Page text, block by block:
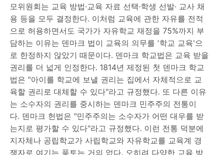
모위원회는 교육 방법·교육 자료 선택·학생 선발· 교사 채
용 등을 모두 결정한다. 이처럼 교육에 관한 자유를 전적
으로 허용하면서도 국가가 자유학교 재정을 75%까지 부
담하는 이유는 덴마크 법이 교육의 의무를 '학교 교육'으
로 한정하지 않았기 때문이다. 덴마크 학교법은 교육 받을
권리를 더 넓게 인정한다. 1814년 제정된 첫 덴마크 학교
법은 "아이를 학교에 보낼 권리는 집에서 자체적으로 교
육할 권리로 대체할 수 있다"라고 규정했다. 또 다른 이유
는 소수자의 권리를 중시하는 덴마크 민주주의 전통이
다. 덴마크 헌법은 "민주주의는 소수자가 어떤 대우를 받
는지로 평가할 수 있다"라고 규정했다. 이런 전통 덕분에
지자체나 공립학교가 사립학교와 자유학교를 교육계 경
쟁자로 여기는 풍토는 거의 없다. 오히려 다양한 교육 방